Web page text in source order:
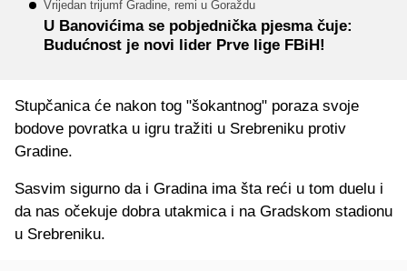
Vrijedan trijumf Gradine, remi u Goraždu
U Banovićima se pobjednička pjesma čuje:
Budućnost je novi lider Prve lige FBiH!
Stupčanica će nakon tog "šokantnog" poraza svoje
bodove povratka u igru tražiti u Srebreniku protiv
Gradine.
Sasvim sigurno da i Gradina ima šta reći u tom duelu i
da nas očekuje dobra utakmica i na Gradskom stadionu
u Srebreniku.